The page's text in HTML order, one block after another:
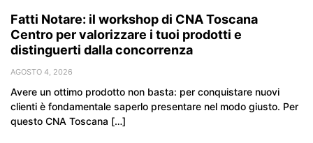
Fatti Notare: il workshop di CNA Toscana
Centro per valorizzare i tuoi prodotti e
distinguerti dalla concorrenza
AGOSTO 4, 2026
Avere un ottimo prodotto non basta: per conquistare nuovi
clienti è fondamentale saperlo presentare nel modo giusto. Per
questo CNA Toscana […]